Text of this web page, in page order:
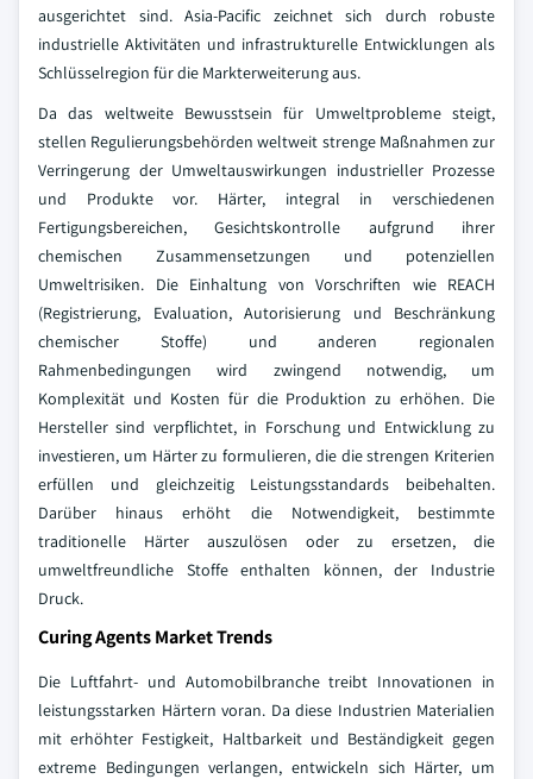
ausgerichtet sind. Asia-Pacific zeichnet sich durch robuste
industrielle Aktivitäten und infrastrukturelle Entwicklungen als
Schlüsselregion für die Markterweiterung aus.
Da das weltweite Bewusstsein für Umweltprobleme steigt,
stellen Regulierungsbehörden weltweit strenge Maßnahmen zur
Verringerung der Umweltauswirkungen industrieller Prozesse
und Produkte vor. Härter, integral in verschiedenen
Fertigungsbereichen, Gesichtskontrolle aufgrund ihrer
chemischen Zusammensetzungen und potenziellen
Umweltrisiken. Die Einhaltung von Vorschriften wie REACH
(Registrierung, Evaluation, Autorisierung und Beschränkung
chemischer Stoffe) und anderen regionalen
Rahmenbedingungen wird zwingend notwendig, um
Komplexität und Kosten für die Produktion zu erhöhen. Die
Hersteller sind verpflichtet, in Forschung und Entwicklung zu
investieren, um Härter zu formulieren, die die strengen Kriterien
erfüllen und gleichzeitig Leistungsstandards beibehalten.
Darüber hinaus erhöht die Notwendigkeit, bestimmte
traditionelle Härter auszulösen oder zu ersetzen, die
umweltfreundliche Stoffe enthalten können, der Industrie
Druck.
Curing Agents Market Trends
Die Luftfahrt- und Automobilbranche treibt Innovationen in
leistungsstarken Härtern voran. Da diese Industrien Materialien
mit erhöhter Festigkeit, Haltbarkeit und Beständigkeit gegen
extreme Bedingungen verlangen, entwickeln sich Härter, um